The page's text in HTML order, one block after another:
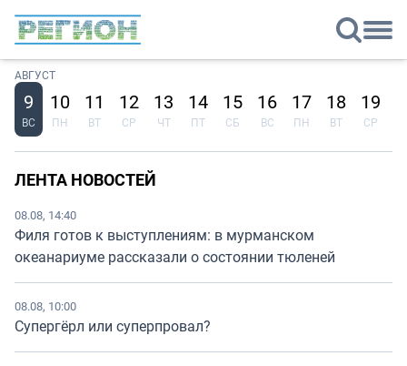
АВГУСТ
9
ВС
10
ПН
11
ВТ
12
СР
13
ЧТ
14
ПТ
15
СБ
16
ВС
17
ПН
18
ВТ
19
СР
ЛЕНТА НОВОСТЕЙ
08.08, 14:40
Филя готов к выступлениям: в мурманском
океанариуме рассказали о состоянии тюленей
08.08, 10:00
Супергёрл или суперпровал?